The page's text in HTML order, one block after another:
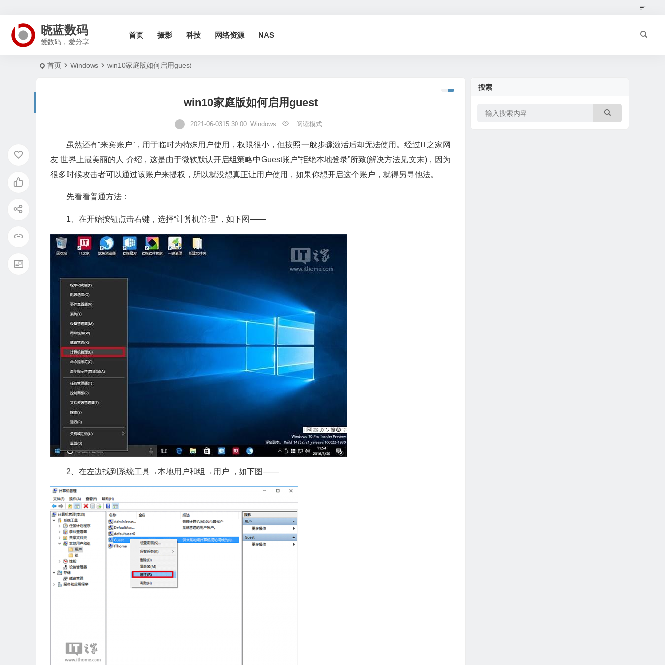
晓蓝数码
爱数码，爱分享
首页 摄影 科技 网络资源 NAS
首页 Windows win10家庭版如何启用guest
win10家庭版如何启用guest
2021-06-0315:30:00 Windows 阅读模式
虽然还有“来宾账户”，用于临时为特殊用户使用，权限很小，但按照一般步骤激活后却无法使用。经过IT之家网
友 世界上最美丽的人 介绍，这是由于微软默认开启组策略中Guest账户“拒绝本地登录”所致(解决方法见文末)，因为
很多时候攻击者可以通过该账户来提权，所以就没想真正让用户使用，如果你想开启这个账户，就得另寻他法。
先看看普通方法：
1、在开始按钮点击右键，选择“计算机管理”，如下图——
2、在左边找到系统工具→本地用户和组→用户 ，如下图——
搜索